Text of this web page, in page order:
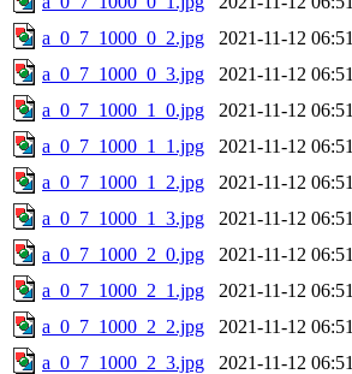
a_0_7_1000_0_2.jpg
2021-11-12 06:51
a_0_7_1000_0_3.jpg
2021-11-12 06:51
a_0_7_1000_1_0.jpg
2021-11-12 06:51
a_0_7_1000_1_1.jpg
2021-11-12 06:51
a_0_7_1000_1_2.jpg
2021-11-12 06:51
a_0_7_1000_1_3.jpg
2021-11-12 06:51
a_0_7_1000_2_0.jpg
2021-11-12 06:51
a_0_7_1000_2_1.jpg
2021-11-12 06:51
a_0_7_1000_2_2.jpg
2021-11-12 06:51
a_0_7_1000_2_3.jpg
2021-11-12 06:51